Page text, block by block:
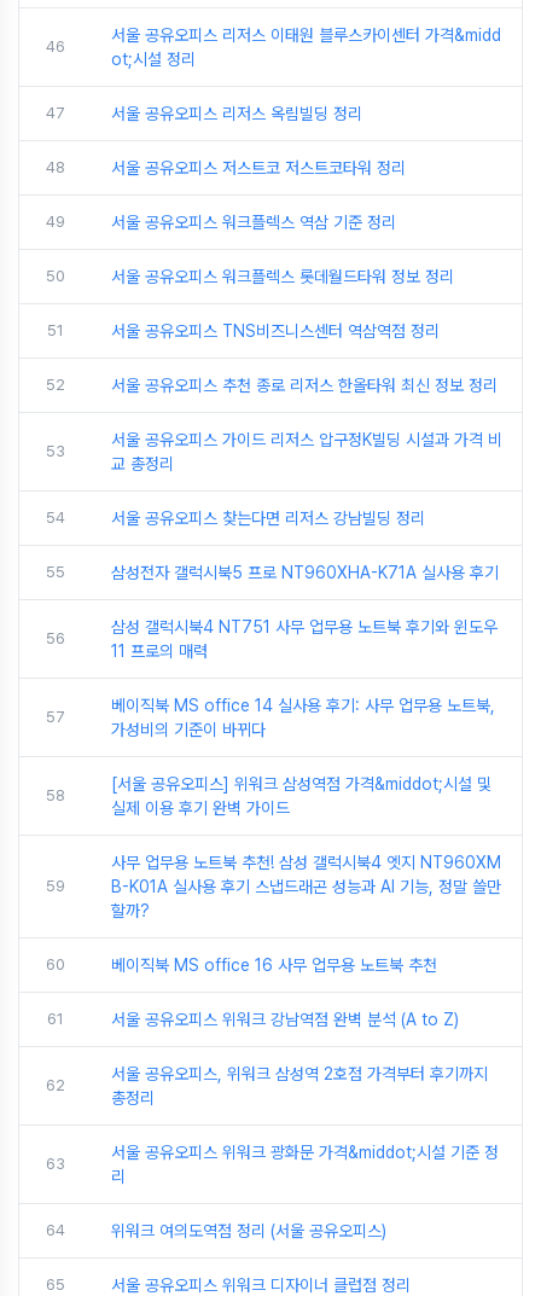
46
서울 공유오피스 리저스 이태원 블루스카이센터 가격&midd
ot;시설 정리
47 서울 공유오피스 리저스 옥림빌딩 정리
48 서울 공유오피스 저스트코 저스트코타워 정리
49 서울 공유오피스 워크플렉스 역삼 기준 정리
50 서울 공유오피스 워크플렉스 롯데월드타워 정보 정리
51 서울 공유오피스 TNS비즈니스센터 역삼역점 정리
52 서울 공유오피스 추천 종로 리저스 한올타워 최신 정보 정리
53
서울 공유오피스 가이드 리저스 압구정K빌딩 시설과 가격 비
교 총정리
54 서울 공유오피스 찾는다면 리저스 강남빌딩 정리
55 삼성전자 갤럭시북5 프로 NT960XHA-K71A 실사용 후기
56
삼성 갤럭시북4 NT751 사무 업무용 노트북 후기와 윈도우
11 프로의 매력
57
베이직북 MS office 14 실사용 후기: 사무 업무용 노트북,
가성비의 기준이 바뀌다
58
[서울 공유오피스] 위워크 삼성역점 가격&middot;시설 및
실제 이용 후기 완벽 가이드
59
사무 업무용 노트북 추천! 삼성 갤럭시북4 엣지 NT960XM
B-K01A 실사용 후기 스냅드래곤 성능과 AI 기능, 정말 쓸만
할까?
60 베이직북 MS office 16 사무 업무용 노트북 추천
61 서울 공유오피스 위워크 강남역점 완벽 분석 (A to Z)
62
서울 공유오피스, 위워크 삼성역 2호점 가격부터 후기까지
총정리
63
서울 공유오피스 위워크 광화문 가격&middot;시설 기준 정
리
64 위워크 여의도역점 정리 (서울 공유오피스)
65 서울 공유오피스 위워크 디자이너 클럽점 정리